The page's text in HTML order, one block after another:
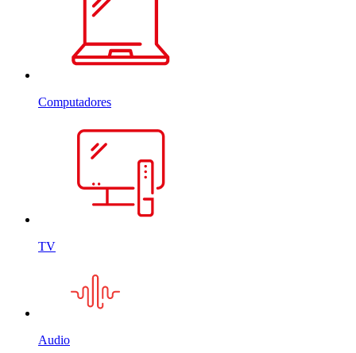
Computadores
TV
Audio